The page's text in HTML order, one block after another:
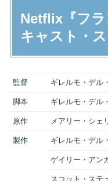
Netflix『フラ
キャスト・
監督 ギレルモ・デル
脚本 ギレルモ・デル
原作 メアリー・シェ
製作 ギレルモ・デル
ゲイリー・アン
スコット・ステ